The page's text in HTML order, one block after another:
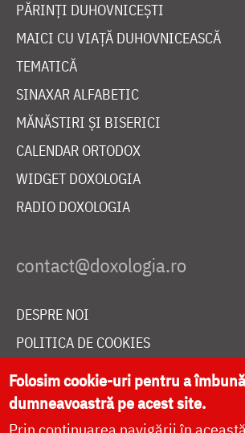
PĂRINȚI DUHOVNICEȘTI
MAICI CU VIAȚĂ DUHOVNICEASCĂ
TEMATICĂ
SINAXAR ALFABETIC
MĂNĂSTIRI ȘI BISERICI
CALENDAR ORTODOX
WIDGET DOXOLOGIA
RADIO DOXOLOGIA
DESPRE NOI
POLITICA DE COOKIES
DONEAZĂ ONLINE PENTRU
Folosim cookie-uri pentru a
dumneavoastră pe acest site.